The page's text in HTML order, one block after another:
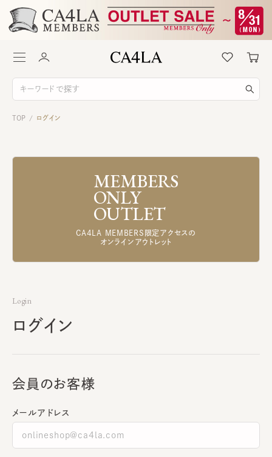
TOP / ログイン
MEMBERS
ONLY
OUTLET
CA4LA MEMBERS限定アクセスの
オンラインアウトレット
Login
ログイン
会員のお客様
メールアドレス